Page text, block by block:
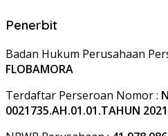
Penerbit
Badan Hukum Perusahaan
FLOBAMORA
Terdaftar Perseroan Nomor :
0021735.AH.01.01.TAHUN